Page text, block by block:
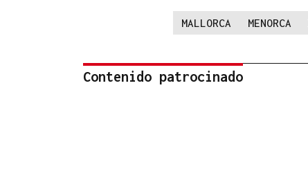
MALLORCA MENORCA
Contenido patrocinado